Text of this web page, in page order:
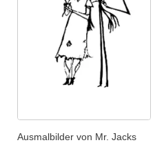
Ausmalbilder von Mr. Jacks